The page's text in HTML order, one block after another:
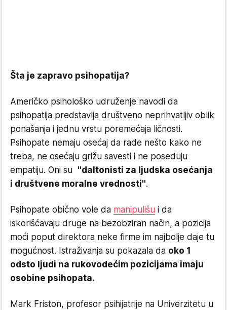
Šta je zapravo psihopatija?
Američko psihološko udruženje navodi da
psihopatija predstavlja društveno neprihvatljiv oblik
ponašanja i jednu vrstu poremećaja ličnosti.
Psihopate nemaju osećaj da rade nešto kako ne
treba, ne osećaju grižu savesti i ne poseduju
empatiju. Oni su ''daltonisti za ljudska osećanja
i društvene moralne vrednosti''.
Psihopate obično vole da manipulišu i da
iskorišćavaju druge na bezobziran način, a pozicija
moći poput direktora neke firme im najbolje daje tu
mogućnost. Istraživanja su pokazala da oko 1
odsto ljudi na rukovodećim pozicijama imaju
osobine psihopata.
Mark Friston, profesor psihijatrije na Univerzitetu u